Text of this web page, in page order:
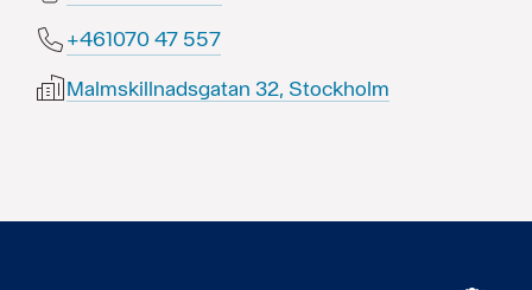
755 74 070164+
Malmskillnadsgatan 32, Stockholm